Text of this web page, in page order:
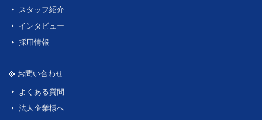
スタッフ紹介
インタビュー
採用情報
お問い合わせ
よくある質問
法人企業様へ